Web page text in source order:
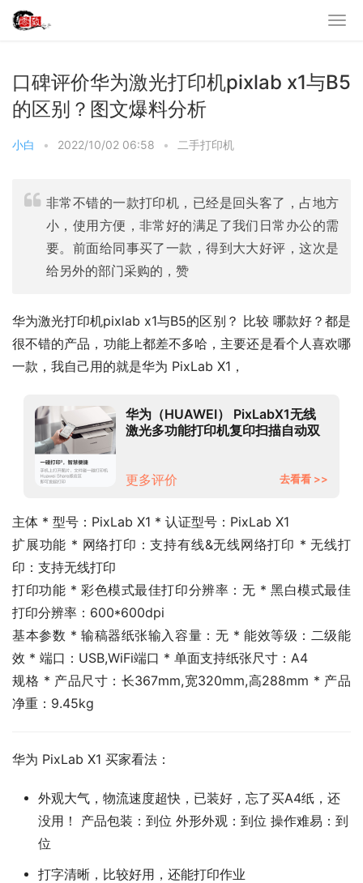
口碑评价华为激光打印机pixlab x1与B5
的区别？图文爆料分析
小白 • 2022/10/02 06:58 • 二手打印机
非常不错的一款打印机，已经是回头客了，占地方
小，使用方便，非常好的满足了我们日常办公的需
要。前面给同事买了一款，得到大大好评，这次是
给另外的部门采购的，赞
华为激光打印机pixlab x1与B5的区别？ 比较 哪款好？都是
很不错的产品，功能上都差不多哈，主要还是看个人喜欢哪
一款，我自己用的就是华为 PixLab X1，
华为（HUAWEI） PixLabX1无线
激光多功能打印机复印扫描自动双
描三合一）
更多评价 去看看 >>
主体 * 型号：PixLab X1 * 认证型号：PixLab X1
扩展功能 * 网络打印：支持有线&无线网络打印 * 无线打
印：支持无线打印
打印功能 * 彩色模式最佳打印分辨率：无 * 黑白模式最佳
打印分辨率：600*600dpi
基本参数 * 输稿器纸张输入容量：无 * 能效等级：二级能
效 * 端口：USB,WiFi端口 * 单面支持纸张尺寸：A4
规格 * 产品尺寸：长367mm,宽320mm,高288mm * 产品
净重：9.45kg
华为 PixLab X1 买家看法：
外观大气，物流速度超快，已装好，忘了买A4纸，还
没用！ 产品包装：到位 外形外观：到位 操作难易：到
位
打字清晰，比较好用，还能打印作业